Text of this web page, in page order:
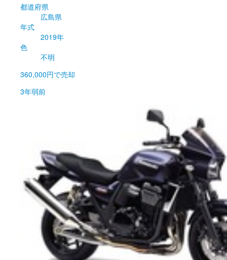
都道府県
広島県
年式
2019年
色
不明
360,000円で売却
3年弱前